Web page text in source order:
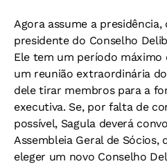
Agora assume a
presidente do Conselho
Ele tem um período máximo
um reunião extraordinária
dele tirar membros para a
executiva. Se, por falta de
possível, Sagula deverá
Assembleia Geral de Sócios,
eleger um novo Conselho